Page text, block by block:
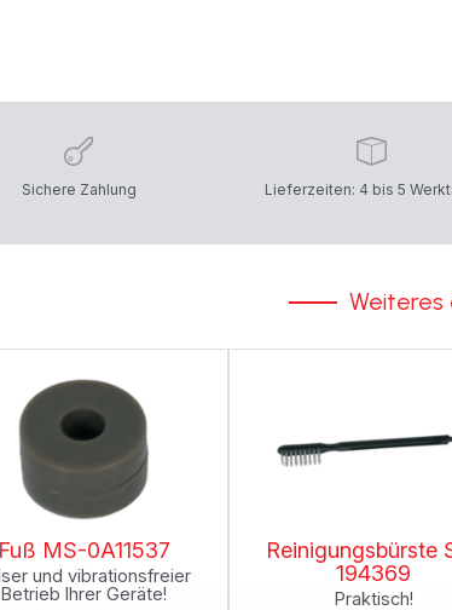
Sichere Zahlung Lieferzeiten: 4 bis 5
Fuß MS-0A11537
Betrieb Ihrer Geräte!
Reinigungsbürste SS-
194369
Praktisch!